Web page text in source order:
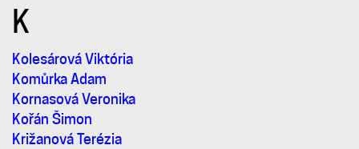
K
Kolesárová Viktória
Komůrka Adam
Kornasová Veronika
Kořán Šimon
Križanová Terézia